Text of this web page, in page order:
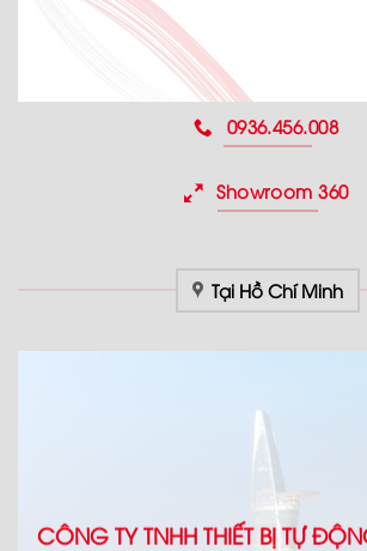
0936.456.008
Showroom 360
Tại Hồ Chí Minh
CÔNG TY TNHH THIẾT BỊ TỰ